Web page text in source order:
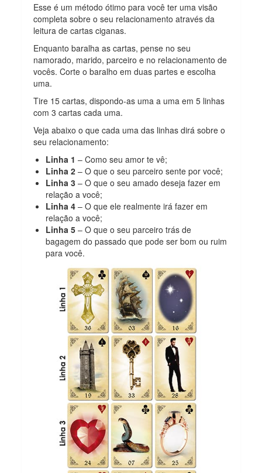
Esse é um método ótimo para você ter uma visão
completa sobre o seu relacionamento através da
leitura de cartas ciganas.
Enquanto baralha as cartas, pense no seu
namorado, marido, parceiro e no relacionamento de
vocês. Corte o baralho em duas partes e escolha
uma.
Tire 15 cartas, dispondo-as uma a uma em 5 linhas
com 3 cartas cada uma.
Veja abaixo o que cada uma das linhas dirá sobre o
seu relacionamento:
Linha 1 – Como seu amor te vê;
Linha 2 – O que o seu parceiro sente por você;
Linha 3 – O que o seu amado deseja fazer em
relação a você;
Linha 4 – O que ele realmente irá fazer em
relação a você;
Linha 5 – O que o seu parceiro trás de
bagagem do passado que pode ser bom ou ruim
para você.